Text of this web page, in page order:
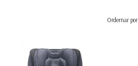
Ordernar por: